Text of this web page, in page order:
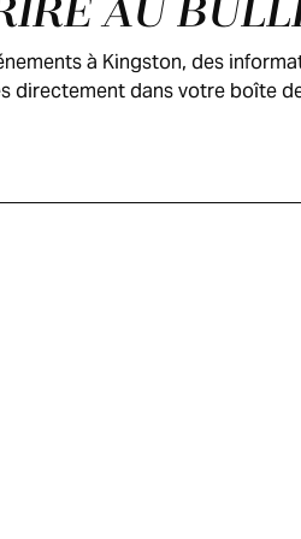
AU
à Kingston, des
directement dans votre boîte